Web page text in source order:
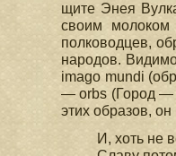
щите Энея
своим
полководцев,
народов.
imago mundi
— orbs (Город —
этих образов,
И, хоть не